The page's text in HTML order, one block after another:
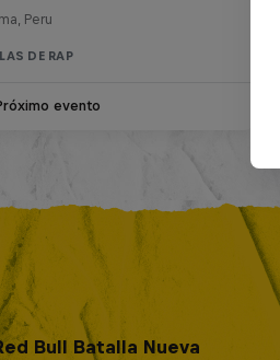
Peru
DE RAP
evento
Bull Batalla Nueva